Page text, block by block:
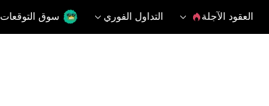
العقود الآجلة التداول الفوري سوق التوقعات